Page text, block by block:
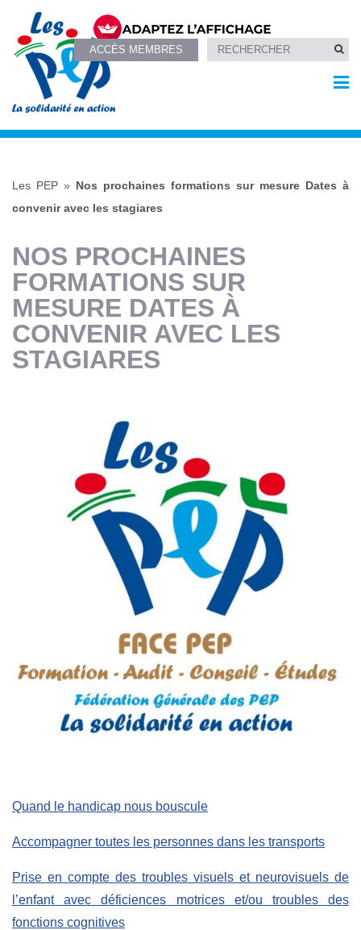
ACCÈS MEMBRES
Les PEP » Nos prochaines formations sur mesure Dates à
convenir avec les stagiares
NOS PROCHAINES
FORMATIONS SUR
MESURE DATES À
CONVENIR AVEC LES
STAGIARES
Quand le handicap nous bouscule
Accompagner toutes les personnes dans les transports
Prise en compte des troubles visuels et neurovisuels de
l’enfant avec déficiences motrices et/ou troubles des
fonctions cognitives